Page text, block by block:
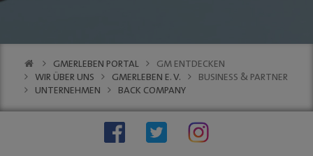
Stadtrundgang
Stellenauschreibungen
social wall
SERVICE
GMERLEBEN PORTAL
GM ENTDECKEN
WIR ÜBER UNS
GMERLEBEN E. V.
BUSINESS & PARTNER
UNTERNEHMEN
BACK COMPANY